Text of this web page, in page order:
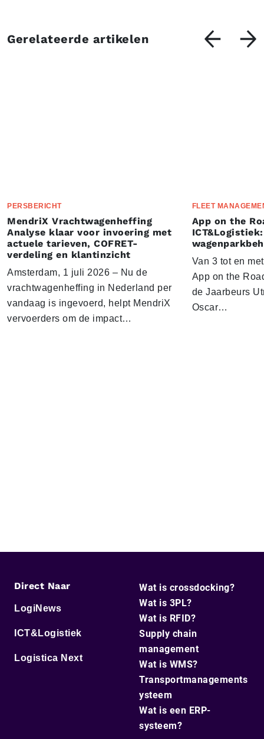
Gerelateerde artikelen
PERSBERICHT
MendriX Vrachtwagenheffing
Analyse klaar voor invoering met
actuele tarieven, COFRET-
verdeling en klantinzicht
Amsterdam, 1 juli 2026 – Nu de
vrachtwagenheffing in Nederland per
vandaag is ingevoerd, helpt MendriX
vervoerders om de impact…
FLEET
App on the
Van 3 tot en
App on the
de Jaarbeurs
Oscar…
Direct Naar
LogiNews
ICT&Logistiek
Logistica Next
Wat is crossdocking?
Wat is 3PL?
Wat is RFID?
Supply chain
management
Wat is WMS?
Transportmanagements
ysteem
Wat is een ERP-
systeem?